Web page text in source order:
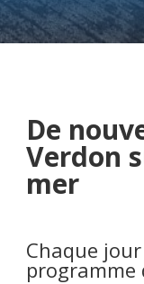
De
Verdon
mer
Chaque
programme